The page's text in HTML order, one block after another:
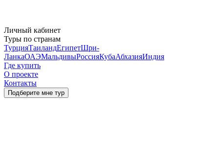
Личный кабинет
Туры по странам
ТурцияТаиландЕгипетШри-
ЛанкаОАЭМальдивыРоссияКубаАбхазияИндия
Где купить
О проекте
Контакты
Подберите мне тур